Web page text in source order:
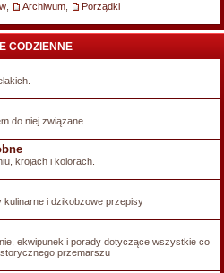
Archiwum
Porządki
CODZIENNE
do niej związane.
krojach i kolorach.
kulinarne i dzikobzowe przepisy
ekwipunek i porady dotyczące wszystkie co
przemarszu